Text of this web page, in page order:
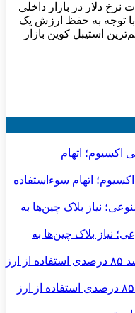
نرخ دلار در بازار داخلی
با توجه به حفظ ارزش یک
استیبل کوین بازار
اتهام سوءاستفاده
نیاز بلاک چین‌ها به
گزارش تکان‌دهنده چینالیسیس از رشد ۸۵ درصدی استفاده از ارز